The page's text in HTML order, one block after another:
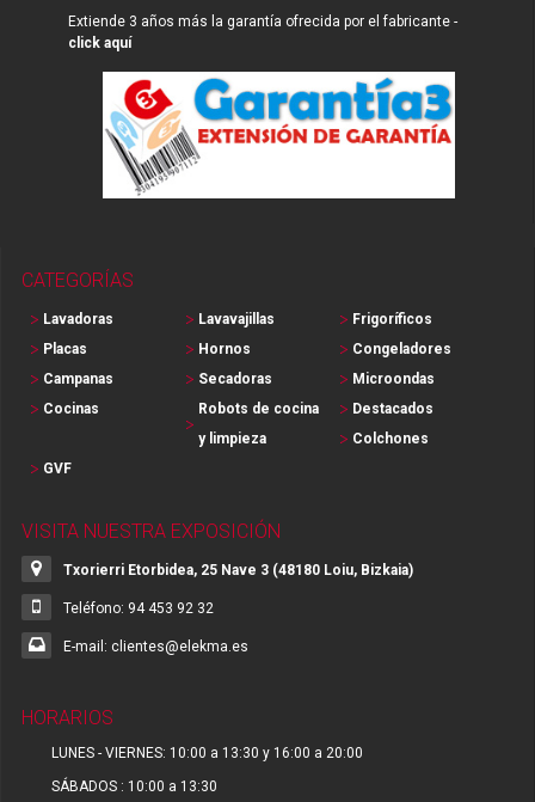
Extiende 3 años más la garantía ofrecida por el fabricante -
click aquí
CATEGORÍAS
Lavadoras Lavavajillas
Frigoríficos
Placas
Hornos
Congeladores
Campanas
Secadoras
Microondas
Cocinas
Robots de cocina
y limpieza
Destacados
Colchones
GVF
VISITA NUESTRA EXPOSICIÓN
Txorierri Etorbidea, 25 Nave 3 (48180 Loiu, Bizkaia)
Teléfono: 94 453 92 32
E-mail: clientes@elekma.es
HORARIOS
LUNES - VIERNES: 10:00 a 13:30 y 16:00 a 20:00
SÁBADOS : 10:00 a 13:30